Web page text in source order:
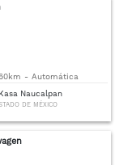
- Automática
Kasa Naucalpan
DE MÉXICO